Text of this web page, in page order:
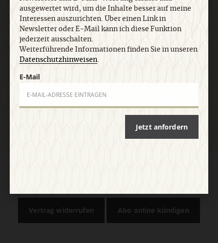
Datenschutzhinweisen.
E-Mail
Vertrag widerrufen Abo online kündigen
ausgewertet wird, um die Inhalte besser auf meine
Interessen auszurichten. Über einen Link in
Newsletter oder E-Mail kann ich diese Funktion
jederzeit ausschalten.
Weiterführende Informationen finden Sie in unseren
Datenschutzhinweisen.
E-Mail
Jetzt anfordern